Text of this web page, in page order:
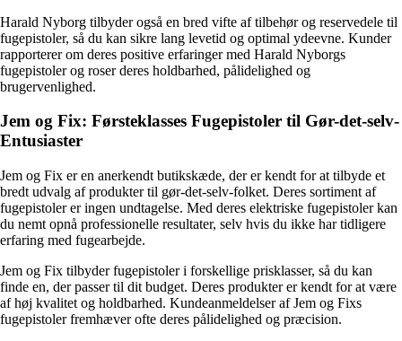
Harald Nyborg tilbyder også en bred vifte af tilbehør og reservedele til
fugepistoler, så du kan sikre lang levetid og optimal ydeevne. Kunder
rapporterer om deres positive erfaringer med Harald Nyborgs
fugepistoler og roser deres holdbarhed, pålidelighed og
brugervenlighed.
Jem og Fix: Førsteklasses Fugepistoler til Gør-det-selv-
Entusiaster
Jem og Fix er en anerkendt butikskæde, der er kendt for at tilbyde et
bredt udvalg af produkter til gør-det-selv-folket. Deres sortiment af
fugepistoler er ingen undtagelse. Med deres elektriske fugepistoler kan
du nemt opnå professionelle resultater, selv hvis du ikke har tidligere
erfaring med fugearbejde.
Jem og Fix tilbyder fugepistoler i forskellige prisklasser, så du kan
finde en, der passer til dit budget. Deres produkter er kendt for at være
af høj kvalitet og holdbarhed. Kundeanmeldelser af Jem og Fixs
fugepistoler fremhæver ofte deres pålidelighed og præcision.